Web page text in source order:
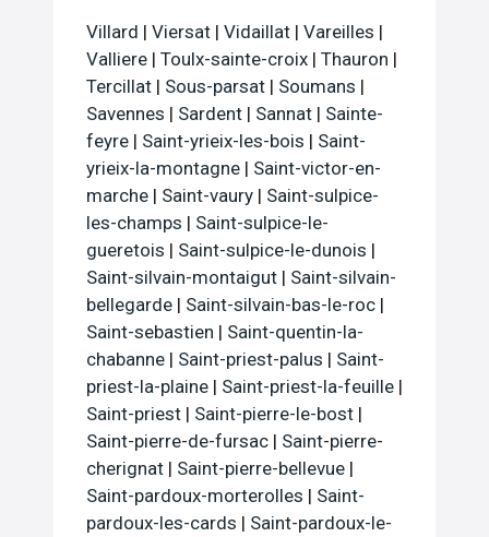
Villard | Viersat | Vidaillat | Vareilles |
Valliere | Toulx-sainte-croix | Thauron |
Tercillat | Sous-parsat | Soumans |
Savennes | Sardent | Sannat | Sainte-
feyre | Saint-yrieix-les-bois | Saint-
yrieix-la-montagne | Saint-victor-en-
marche | Saint-vaury | Saint-sulpice-
les-champs | Saint-sulpice-le-
gueretois | Saint-sulpice-le-dunois |
Saint-silvain-montaigut | Saint-silvain-
bellegarde | Saint-silvain-bas-le-roc |
Saint-sebastien | Saint-quentin-la-
chabanne | Saint-priest-palus | Saint-
priest-la-plaine | Saint-priest-la-feuille |
Saint-priest | Saint-pierre-le-bost |
Saint-pierre-de-fursac | Saint-pierre-
cherignat | Saint-pierre-bellevue |
Saint-pardoux-morterolles | Saint-
pardoux-les-cards | Saint-pardoux-le-